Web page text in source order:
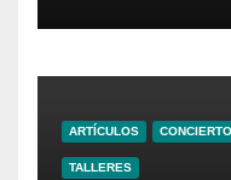
ARTÍCULOS
TALLERES